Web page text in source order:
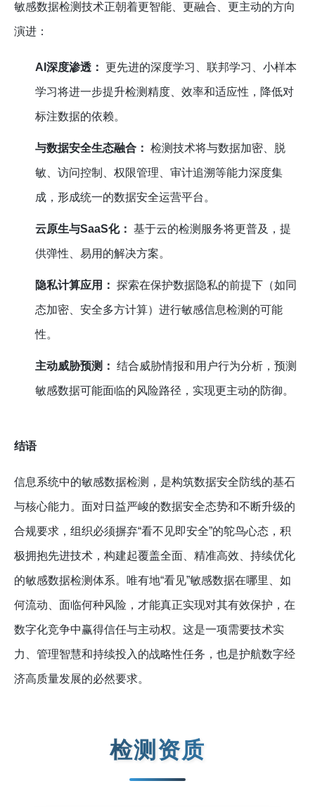
敏感数据检测技术正朝着更智能、更融合、更主动的方向
演进：
AI深度渗透： 更先进的深度学习、联邦学习、小样本
学习将进一步提升检测精度、效率和适应性，降低对
标注数据的依赖。
与数据安全生态融合： 检测技术将与数据加密、脱
敏、访问控制、权限管理、审计追溯等能力深度集
成，形成统一的数据安全运营平台。
云原生与SaaS化： 基于云的检测服务将更普及，提
供弹性、易用的解决方案。
隐私计算应用： 探索在保护数据隐私的前提下（如同
态加密、安全多方计算）进行敏感信息检测的可能
性。
主动威胁预测： 结合威胁情报和用户行为分析，预测
敏感数据可能面临的风险路径，实现更主动的防御。
结语
信息系统中的敏感数据检测，是构筑数据安全防线的基石
与核心能力。面对日益严峻的数据安全态势和不断升级的
合规要求，组织必须摒弃“看不见即安全”的鸵鸟心态，积
极拥抱先进技术，构建起覆盖全面、精准高效、持续优化
的敏感数据检测体系。唯有地“看见”敏感数据在哪里、如
何流动、面临何种风险，才能真正实现对其有效保护，在
数字化竞争中赢得信任与主动权。这是一项需要技术实
力、管理智慧和持续投入的战略性任务，也是护航数字经
济高质量发展的必然要求。
检测资质